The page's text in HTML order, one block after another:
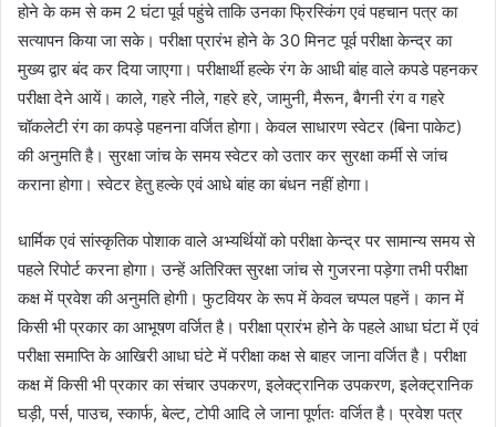
होने के कम से कम 2 घंटा पूर्व पहुंचे ताकि उनका फ्रिस्किंग एवं पहचान पत्र का
सत्यापन किया जा सके। परीक्षा प्रारंभ होने के 30 मिनट पूर्व परीक्षा केन्द्र का
मुख्य द्वार बंद कर दिया जाएगा। परीक्षार्थी हल्के रंग के आधी बांह वाले कपडे पहनकर
परीक्षा देने आयें। काले, गहरे नीले, गहरे हरे, जामुनी, मैरून, बैगनी रंग व गहरे
चॉकलेटी रंग का कपड़े पहनना वर्जित होगा। केवल साधारण स्वेटर (बिना पाकेट)
की अनुमति है। सुरक्षा जांच के समय स्वेटर को उतार कर सुरक्षा कर्मी से जांच
कराना होगा। स्वेटर हेतु हल्के एवं आधे बांह का बंधन नहीं होगा।
धार्मिक एवं सांस्कृतिक पोशाक वाले अभ्यर्थियों को परीक्षा केन्द्र पर सामान्य समय से
पहले रिपोर्ट करना होगा। उन्हें अतिरिक्त सुरक्षा जांच से गुजरना पड़ेगा तभी परीक्षा
कक्ष में प्रवेश की अनुमति होगी। फुटवियर के रूप में केवल चप्पल पहनें। कान में
किसी भी प्रकार का आभूषण वर्जित है। परीक्षा प्रारंभ होने के पहले आधा घंटा में एवं
परीक्षा समाप्ति के आखिरी आधा घंटे में परीक्षा कक्ष से बाहर जाना वर्जित है। परीक्षा
कक्ष में किसी भी प्रकार का संचार उपकरण, इलेक्ट्रानिक उपकरण, इलेक्ट्रानिक
घड़ी, पर्स, पाउच, स्कार्फ, बेल्ट, टोपी आदि ले जाना पूर्णतः वर्जित है। प्रवेश पत्र